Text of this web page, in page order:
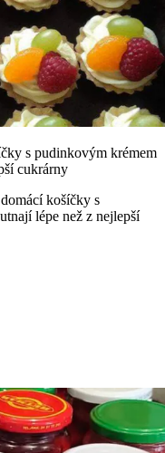
s pudinkovým krémem
cukrárny
košíčky s
lépe než z nejlepší